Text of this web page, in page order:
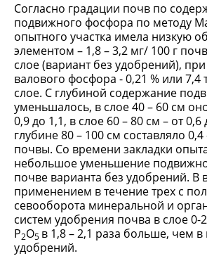
Согласно градации почв по
подвижного фосфора по методу
опытного участка имела низкую
элементом – 1,8 – 3,2 мг/ 100 г
слое (вариант без удобрений),
валового фосфора - 0,21 % или 7,4
слое. С глубиной содержание
уменьшалось, в слое 40 – 60 см
0,9 до 1,1, в слое 60 – 80 см – от 0,6
глубине 80 – 100 см составляло
почвы. Со времени закладки
небольшое уменьшение
почве варианта без удобрений. В
применением в течение трех с
севооборота минеральной и
систем удобрения почва в слое 0-
Р2О5 в 1,8 – 2,1 раза больше, чем в
удобрений.